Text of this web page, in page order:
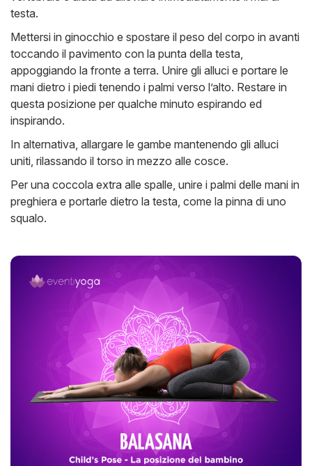
testa.
Mettersi in ginocchio e spostare il peso del corpo in avanti
toccando il pavimento con la punta della testa,
appoggiando la fronte a terra. Unire gli alluci e portare le
mani dietro i piedi tenendo i palmi verso l’alto. Restare in
questa posizione per qualche minuto espirando ed
inspirando.
In alternativa, allargare le gambe mantenendo gli alluci
uniti, rilassando il torso in mezzo alle cosce.
Per una coccola extra alle spalle, unire i palmi delle mani in
preghiera e portarle dietro la testa, come la pinna di uno
squalo.